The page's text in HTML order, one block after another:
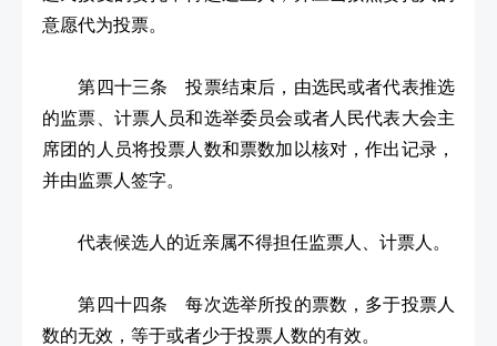
意愿代为投票。
第四十三条 投票结束后，由选民或者代表推选
的监票、计票人员和选举委员会或者人民代表大会主
席团的人员将投票人数和票数加以核对，作出记录，
并由监票人签字。
代表候选人的近亲属不得担任监票人、计票人。
第四十四条 每次选举所投的票数，多于投票人
数的无效，等于或者少于投票人数的有效。